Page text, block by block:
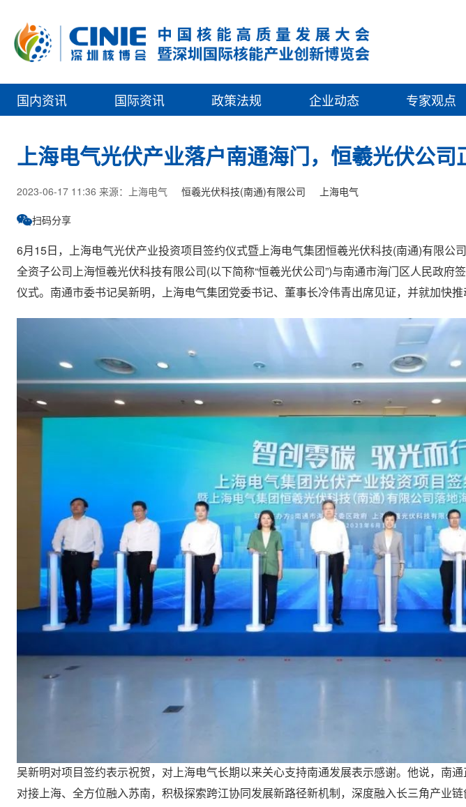
国内资讯 国际资讯 政策法规 企业动态 专家观点
上海电气光伏产业落户南通海门，恒羲光伏公司
2023-06-17 11:36 来源：上海电气 恒羲光伏科技(南通)有限公司 上海电气
扫码分享
6月15日，上海电气光伏产业投资项目签约仪式暨上海电气集团恒羲光伏科技(南通)有限公
全资子公司上海恒羲光伏科技有限公司(以下简称“恒羲光伏公司”)与南通市海门区人民政府
仪式。南通市委书记吴新明，上海电气集团党委书记、董事长冷伟青出席见证，并就加快
吴新明对项目签约表示祝贺，对上海电气长期以来关心支持南通发展表示感谢。他说，南
对接上海、全方位融入苏南，积极探索跨江协同发展新路径新机制，深度融入长三角产业